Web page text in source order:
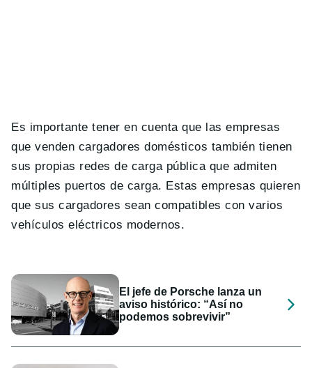
Es importante tener en cuenta que las empresas
que venden cargadores domésticos también tienen
sus propias redes de carga pública que admiten
múltiples puertos de carga. Estas empresas quieren
que sus cargadores sean compatibles con varios
vehículos eléctricos modernos.
El jefe de Porsche lanza un
aviso histórico: “Así no
podemos sobrevivir”